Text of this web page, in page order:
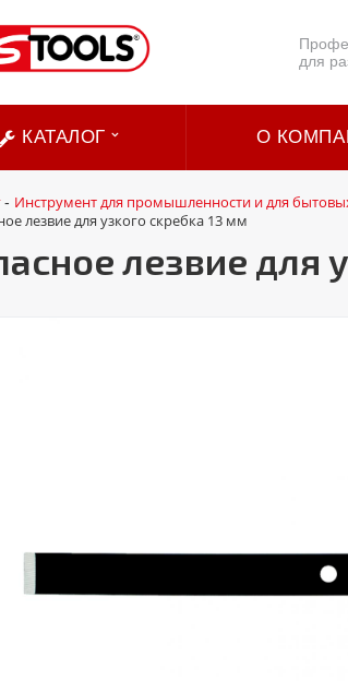
для
КАТАЛОГ О
- Инструмент для промышленности и для
лезвие для узкого скребка 13 мм
лезвие для